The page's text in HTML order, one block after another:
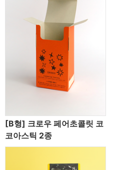
[B형] 크로우 페어초콜릿 코
코아스틱 2종